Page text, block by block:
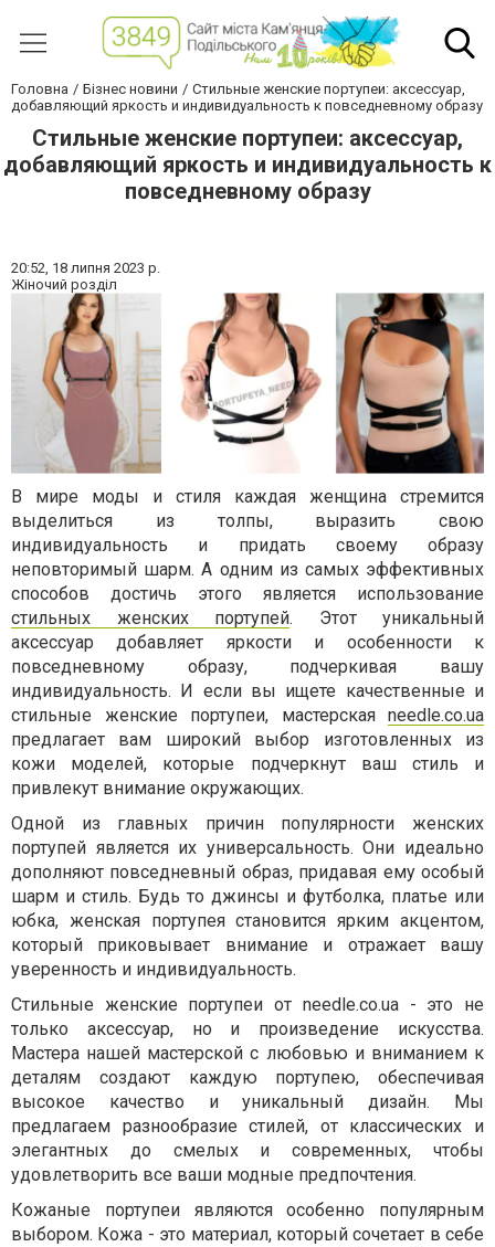
Головна Бізнес новини
Стильные женские портупеи: аксессуар,
добавляющий яркость и индивидуальность к повседневному образу
Стильные женские портупеи: аксессуар,
добавляющий яркость и индивидуальность к
повседневному образу
20:52, 18 липня 2023 р.
Жіночий розділ
В мире моды и стиля каждая женщина стремится
выделиться из толпы, выразить свою
индивидуальность и придать своему образу
неповторимый шарм. А одним из самых эффективных
способов достичь этого является использование
стильных женских портупей. Этот уникальный
аксессуар добавляет яркости и особенности к
повседневному образу, подчеркивая вашу
индивидуальность. И если вы ищете качественные и
стильные женские портупеи, мастерская needle.co.ua
предлагает вам широкий выбор изготовленных из
кожи моделей, которые подчеркнут ваш стиль и
привлекут внимание окружающих.
Одной из главных причин популярности женских
портупей является их универсальность. Они идеально
дополняют повседневный образ, придавая ему особый
шарм и стиль. Будь то джинсы и футболка, платье или
юбка, женская портупея становится ярким акцентом,
который приковывает внимание и отражает вашу
уверенность и индивидуальность.
Стильные женские портупеи от needle.co.ua - это не
только аксессуар, но и произведение искусства.
Мастера нашей мастерской с любовью и вниманием к
деталям создают каждую портупею, обеспечивая
высокое качество и уникальный дизайн. Мы
предлагаем разнообразие стилей, от классических и
элегантных до смелых и современных, чтобы
удовлетворить все ваши модные предпочтения.
Кожаные портупеи являются особенно популярным
выбором. Кожа - это материал, который сочетает в себе